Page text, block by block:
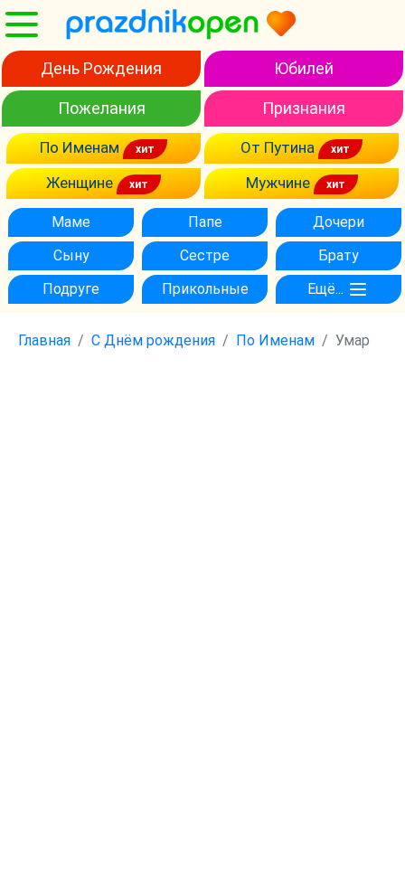
День Рождения Юбилей
Пожелания Признания
По Именам
От Путина
Женщине
Мужчине
Маме Папе
Дочери
Сыну
Сестре
Брату
Подруге
Прикольные Ещё...
Главная С Днём рождения По Именам Умар